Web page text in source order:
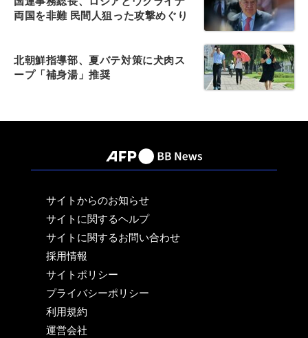
両国を非難 民間人狙った攻撃めぐり
北朝鮮指導部、夏バテ対策に犬肉ス
ープ「補身湯」推奨
サイトからのお知らせ
サイトに関するヘルプ
サイトに関するお問い合わせ
採用情報
サイトポリシー
プライバシーポリシー
利用規約
運営会社